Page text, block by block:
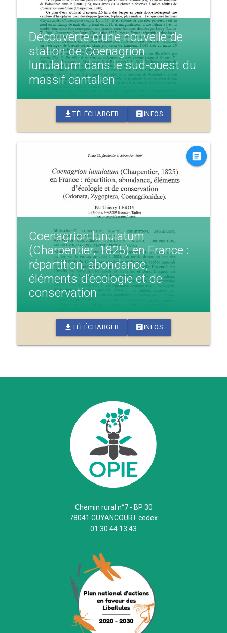
Découverte d’une nouvelle de
station de Coenagrion
lunulatum dans le sud-ouest du
massif cantalien
downloadTÉLÉCHARGER articleINFOS
article
Coenagrion lunulatum
(Charpentier, 1825) en France :
répartition, abondance,
éléments d’écologie et de
conservation
downloadTÉLÉCHARGER articleINFOS
Chemin rural n°7 - BP 30
78041 GUYANCOURT cedex
01 30 44 13 43